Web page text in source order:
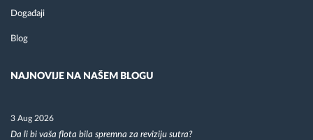
Događaji
Blog
NAJNOVIJE NA NAŠEM BLOGU
3 Aug 2026
Da li bi vaša flota bila spremna za reviziju sutra?